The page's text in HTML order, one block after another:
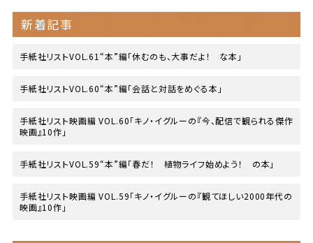
新着記事
手紙社リストVOL.61“本”編「休むのも、大事だよ！ な本」
手紙社リストVOL.60“本”編「会話と対話をめぐる本」
手紙社リスト映画編 VOL.60「キノ・イグルーの『今、配信で観られる傑作
映画』10作」
手紙社リストVOL.59“本”編「春だ！ 植物ライフ始めよう！ の本」
手紙社リスト映画編 VOL.59「キノ・イグルーの『観てほしい2000年代の
映画』10作」